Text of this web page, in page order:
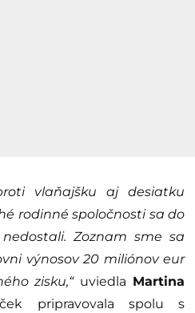
vlaňajšku aj desiatku
rodinné spoločnosti sa do
Zoznam sme sa
výnosov 20 miliónov eur
zisku,“uviedla Martina
pripravovala spolu s